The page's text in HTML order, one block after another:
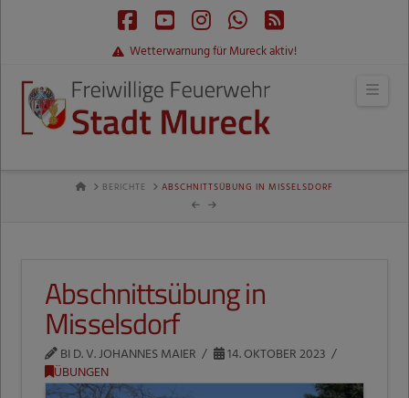
Facebook
YouTube
Instagram
Whatsapp
RSS
Wetterwarnung für Mureck aktiv!
HOMEBERICHTE ABSCHNITTSÜBUNG IN MISSELSDORF
Abschnittsübung in
Misselsdorf
BI D. V. JOHANNES MAIER
14. OKTOBER 2023
ÜBUNGEN